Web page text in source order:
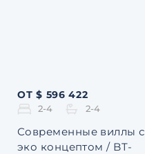
ОТ $ 596 422
2-4 2-4
Современные виллы с
эко концептом / BT-